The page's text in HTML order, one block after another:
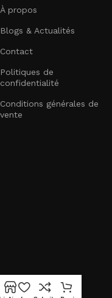
À propos
Blogs & Actualités
Contact
Politiques de
confidentialité
Conditions générales de
vente